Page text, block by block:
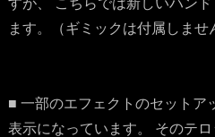
ます。（ギミックは付属しませ
■ 一部のエフェクトのセットア
表示になっています。 そのテ